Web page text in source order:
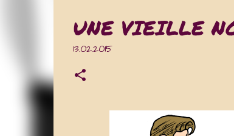
UNE VIEILLE
13.02.2015